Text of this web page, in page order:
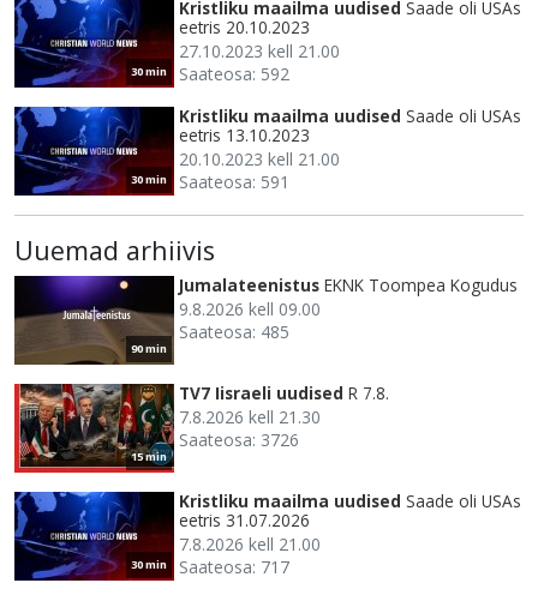
30 min
Kristliku maailma uudised Saade oli USAs
eetris 20.10.2023
27.10.2023 kell 21.00
Saateosa: 592
30 min
Kristliku maailma uudised Saade oli USAs
eetris 13.10.2023
20.10.2023 kell 21.00
Saateosa: 591
Uuemad arhiivis
90 min
Jumalateenistus EKNK Toompea Kogudus
9.8.2026 kell 09.00
Saateosa: 485
15 min
TV7 Iisraeli uudised R 7.8.
7.8.2026 kell 21.30
Saateosa: 3726
30 min
Kristliku maailma uudised Saade oli USAs
eetris 31.07.2026
7.8.2026 kell 21.00
Saateosa: 717